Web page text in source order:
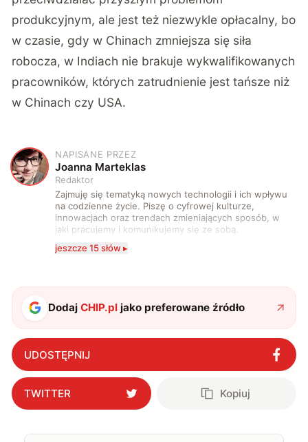
produkcyjnym, ale jest też niezwykle opłacalny, bo
w czasie, gdy w Chinach zmniejsza się siła
robocza, w Indiach nie brakuje wykwalifikowanych
pracowników, których zatrudnienie jest tańsze niż
w Chinach czy USA.
J
NAPISANE PRZEZ
Joanna Marteklas
Redaktor
Zajmuję się tematyką nowych technologii i ich wpływu
na codzienne życie. Piszę o cyfrowej kulturze,
innowacjach oraz trendach zmieniających sposób, w
jaki pracujemy i komunikujemy się ze sobą.
Szczególnie interesuje mnie relacja między rozwojem
technologii a współczesną popkulturą. W wolnych
jeszcze 15 słów ▸
DodajCHIP.pl jako preferowane źródło
UDOSTĘPNIJ
TWITTER Kopiuj